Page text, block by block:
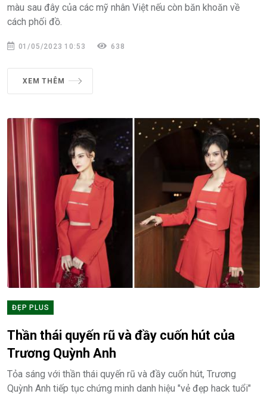
màu sau đây của các mỹ nhân Việt nếu còn băn khoăn về
cách phối đồ.
01/05/2023 10:53 638
XEM THÊM
ĐẸP PLUS
Thần thái quyến rũ và đầy cuốn hút của
Trương Quỳnh Anh
Tỏa sáng với thần thái quyến rũ và đầy cuốn hút, Trương
Quỳnh Anh tiếp tục chứng minh danh hiệu "vẻ đẹp hack tuổi"